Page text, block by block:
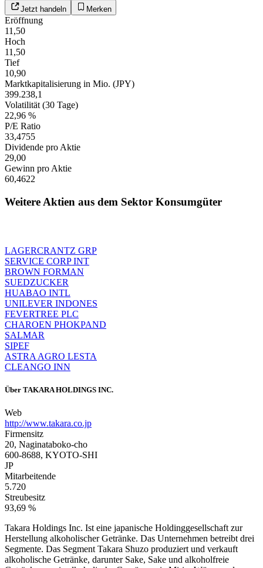
Jetzt handeln Merken
Eröffnung
11,50
Hoch
11,50
Tief
10,90
Marktkapitalisierung in Mio. (JPY)
399.238,1
Volatilität (30 Tage)
22,96 %
P/E Ratio
33,4755
Dividende pro Aktie
29,00
Gewinn pro Aktie
60,4622
Weitere Aktien aus dem Sektor Konsumgüter
LAGERCRANTZ GRP
SERVICE CORP INT
BROWN FORMAN
SUEDZUCKER
HUABAO INTL
UNILEVER INDONES
FEVERTREE PLC
CHAROEN PHOKPAND
SALMAR
SIPEF
ASTRA AGRO LESTA
CLEANGO INN
Über TAKARA HOLDINGS INC.
Web
http://www.takara.co.jp
Firmensitz
20, Naginataboko-cho
600-8688, KYOTO-SHI
JP
Mitarbeitende
5.720
Streubesitz
93,69 %
Takara Holdings Inc. Ist eine japanische Holdinggesellschaft zur
Herstellung alkoholischer Getränke. Das Unternehmen betreibt drei
Segmente. Das Segment Takara Shuzo produziert und verkauft
alkoholische Getränke, darunter Sake, Sake und alkoholfreie